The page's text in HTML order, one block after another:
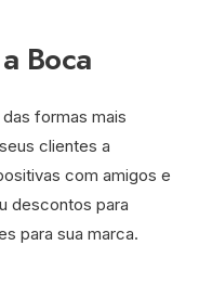
Boca
formas mais
clientes a
com amigos e
descontos para
para sua marca.